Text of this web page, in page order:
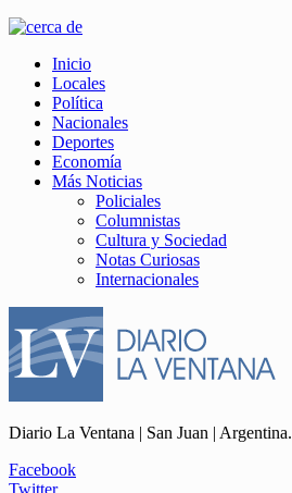
Inicio
Locales
Política
Nacionales
Deportes
Economía
Más Noticias
Policiales
Columnistas
Cultura y Sociedad
Notas Curiosas
Internacionales
Diario La Ventana | San Juan | Argentina.
Facebook
Twitter